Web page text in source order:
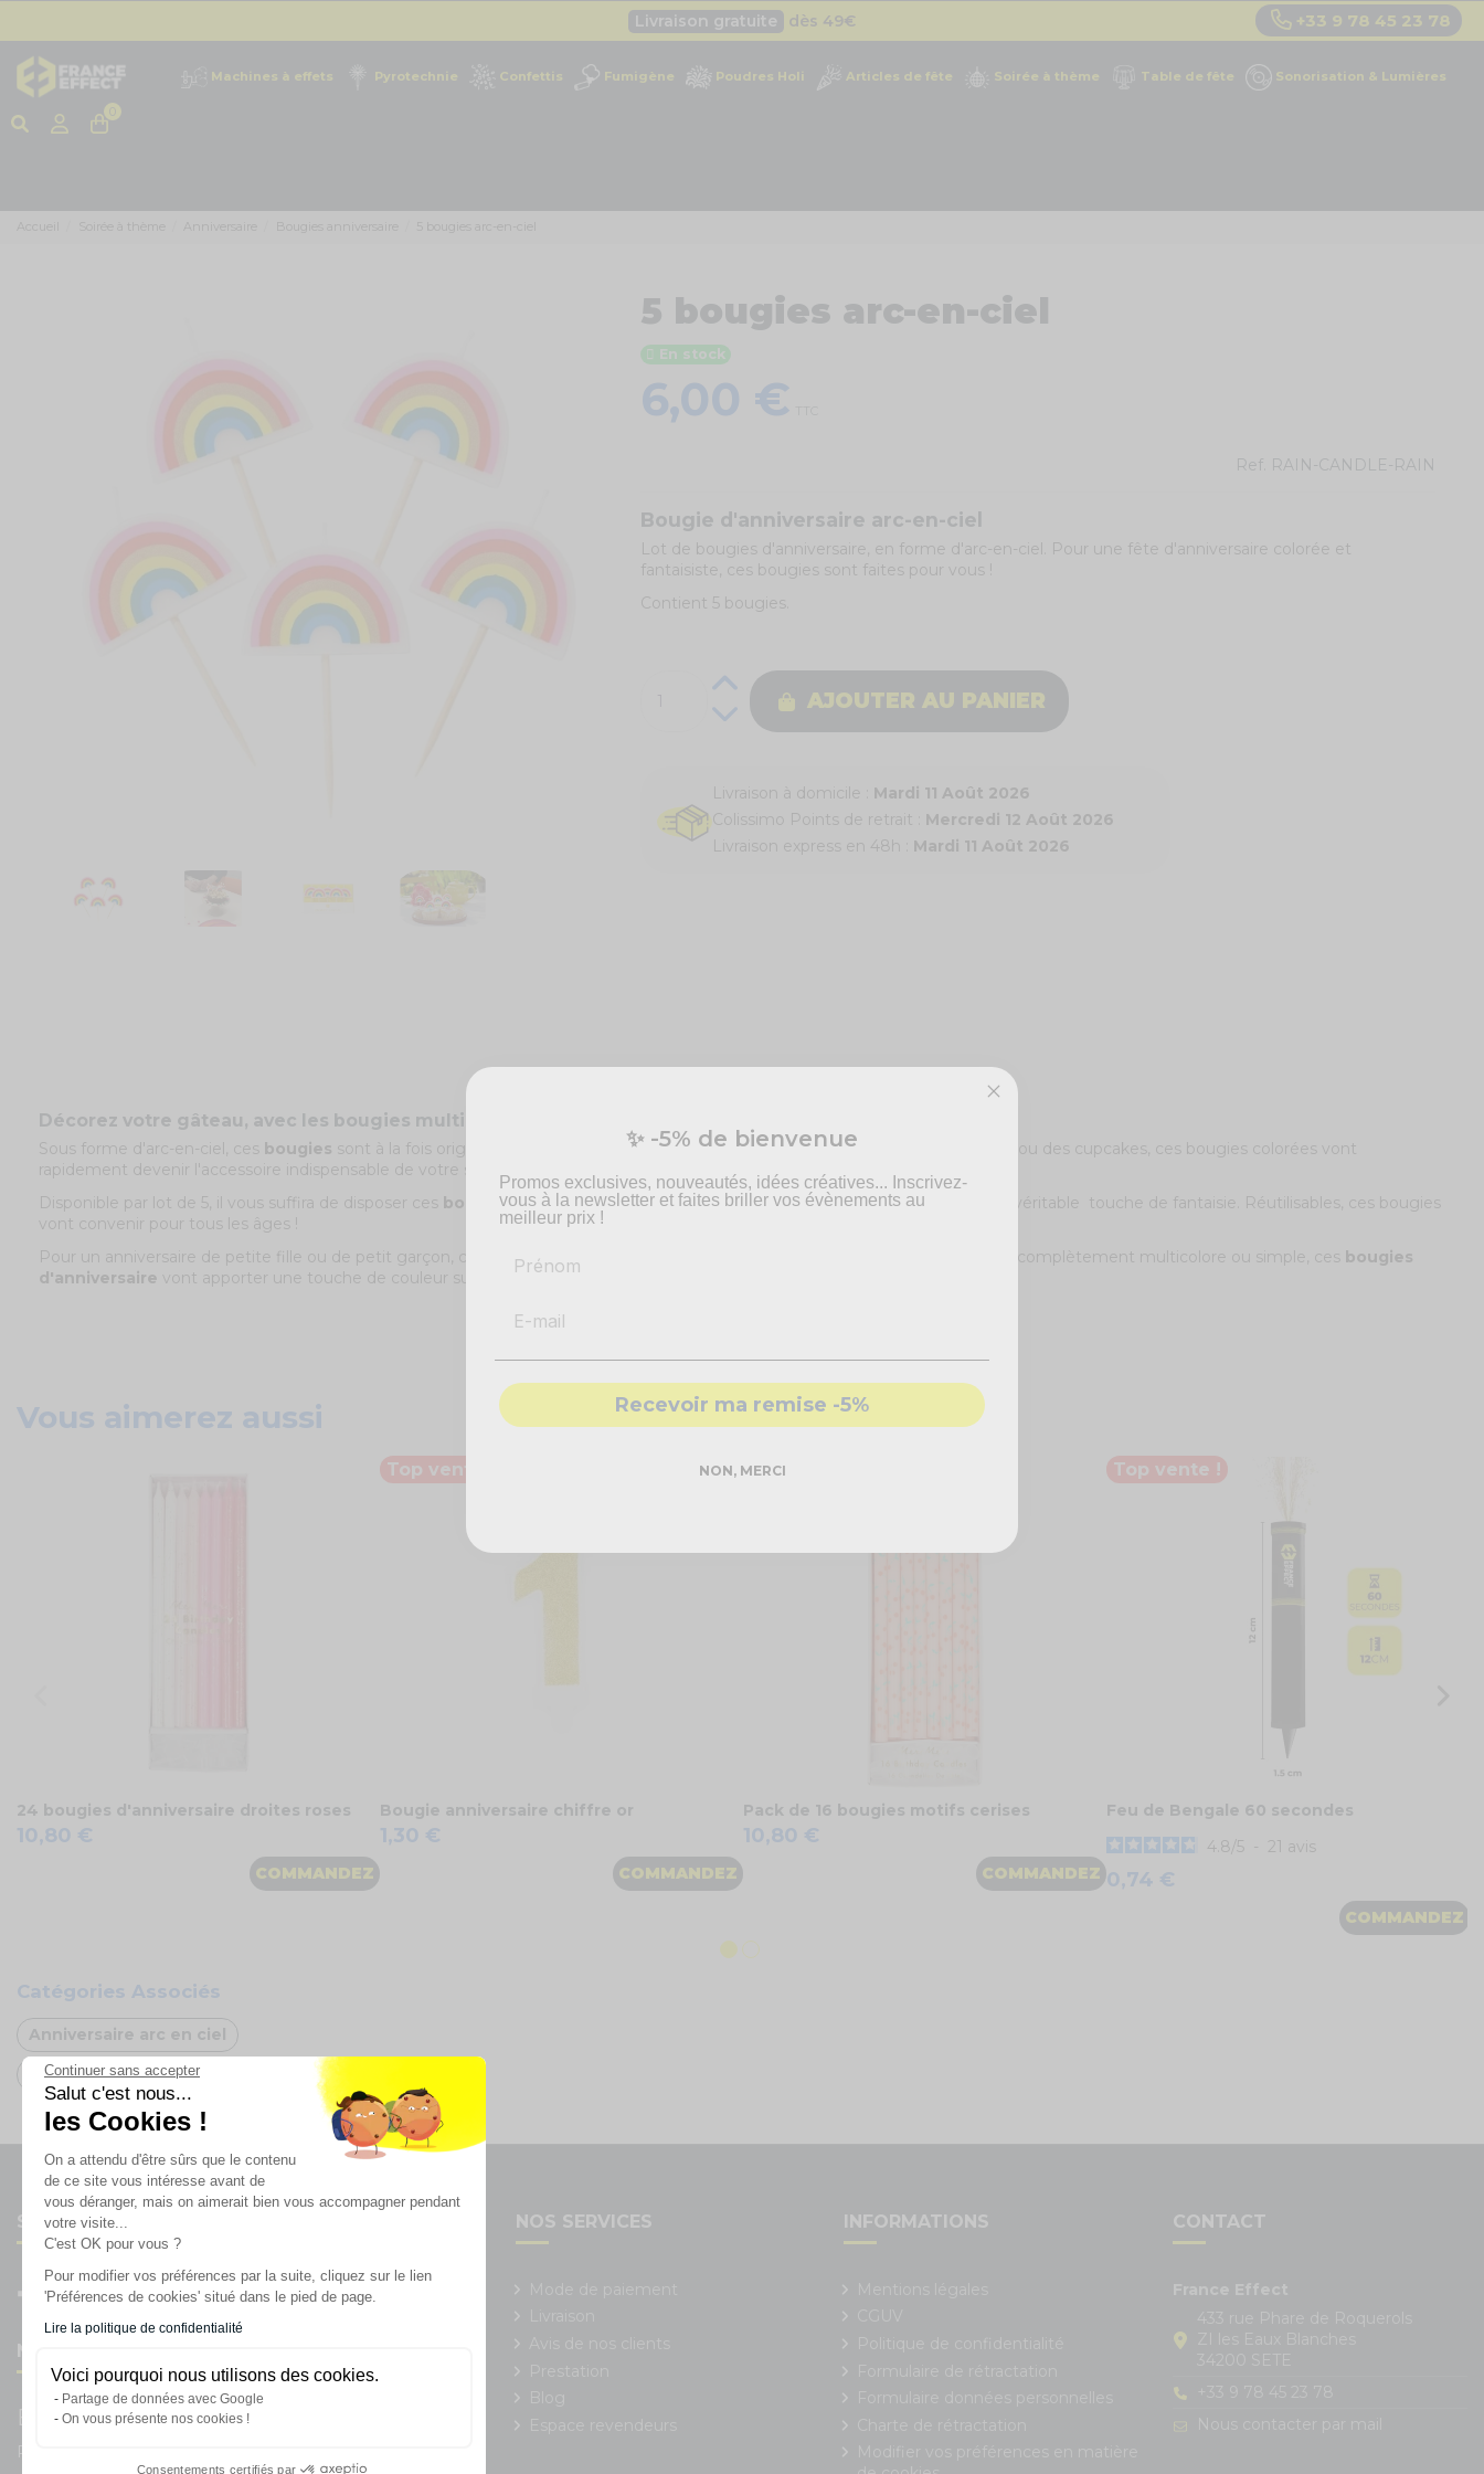
Continuer sans accepter
Salut c'est nous...
les Cookies !
On a attendu d'être sûrs que le contenu
de ce site vous intéresse avant de
vous déranger, mais on aimerait bien vous accompagner pendant
votre visite...
C'est OK pour vous ?
Pour modifier vos préférences par la suite, cliquez sur le lien
'Préférences de cookies' situé dans le pied de page.
Lire la politique de confidentialité
Voici pourquoi nous utilisons des cookies.
Partage de données avec Google
On vous présente nos cookies !
Consentements certifiés par
Livraison gratuite dès 49€
+33 9 78 45 23 78
Machines à effets Pyrotechnie Confettis Fumigène Poudres Holi Articles de fête Soirée à thème Table de fête Sonorisation & Lumières
Accueil Soirée à thème Anniversaire Bougies anniversaire 5 bougies arc-en-ciel
5 bougies arc-en-ciel
En stock
6,00 €
Ref. RAIN-CANDLE-RAIN
Bougie d'anniversaire arc-en-ciel
Lot de bougies d'anniversaire, en forme d'arc-en-ciel. Pour une fête d'anniversaire colorée et
fantaisiste, ces bougies sont faites pour vous !
Contient 5 bougies.
AJOUTER AU PANIER
Livraison à domicile : Mardi 11 Août 2026
Colissimo Points de retrait : Mercredi 12 Août 2026
Livraison express en 48h : Mardi 11 Août 2026
Décorez votre gâteau, avec les bougies multicolores !
Sous forme d'arc-en-ciel, ces bougies sont à la fois originales et colorées. Que ce soit pour décorer votre gâteau d'anniversaire ou des cupcakes, ces bougies colorées vont
rapidement devenir l'accessoire indispensable de votre soirée.
Disponible par lot de 5, il vous suffira de disposer ces bougies arc-en-cielsur votre gâteau, pour le transformer et ajouter une véritable touche de fantaisie. Réutilisables, ces bougies
vont convenir pour tous les âges !
Pour un anniversaire de petite fille ou de petit garçon, ces bougies von transformer votre table. En optant pour une décoration complètement multicolore ou simple, ces bougies
d'anniversaire vont apporter une touche de couleur subtile !
Vous aimerez aussi
24 bougies d'anniversaire droites roses
10,80 €
COMMANDEZ
Top vente !
Bougie anniversaire chiffre or
1,30 €
COMMANDEZ
Pack de 16 bougies motifs cerises
10,80 €
COMMANDEZ
Top vente !
Feu de Bengale 60 secondes
4.8 5 - 21 avis
0,74 €
COMMANDEZ
Catégories Associés
Anniversaire arc en ciel
Oh FX
Suivez-nous
Newsletter
Enregistrez vous à la newsletter
Restez à l'actualité sur nos produits et les offres du moment
NOS SERVICES INFORMATIONS CONTACT
✨ -5% de bienvenue
Promos exclusives, nouveautés, idées créatives... Inscrivez-
vous à la newsletter et faites briller vos évènements au
meilleur prix !
Prénom
Recevoir ma remise -5%
NON, MERCI